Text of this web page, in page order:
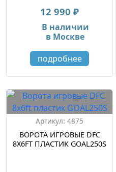
12 990 ₽
В наличии
в Москве
подробнее
Артикул: 4875
ВОРОТА ИГРОВЫЕ DFC
8Х6FT ПЛАСТИК GOAL250S